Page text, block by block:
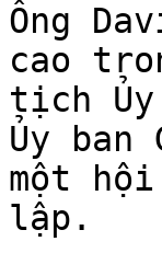
Ông
cao
tịch Ủy
Ủy ban
một
lập.